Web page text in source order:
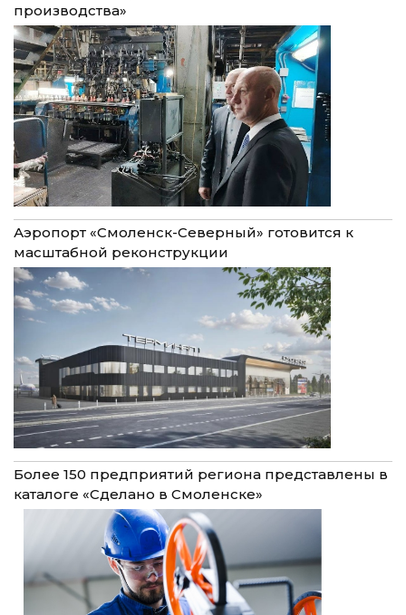
производства»
Аэропорт «Смоленск-Северный» готовится к
масштабной реконструкции
Более 150 предприятий региона представлены в
каталоге «Сделано в Смоленске»